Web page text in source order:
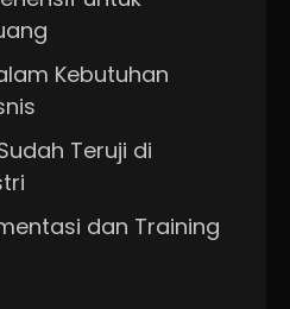
Kebutuhan
Teruji di
dan Training